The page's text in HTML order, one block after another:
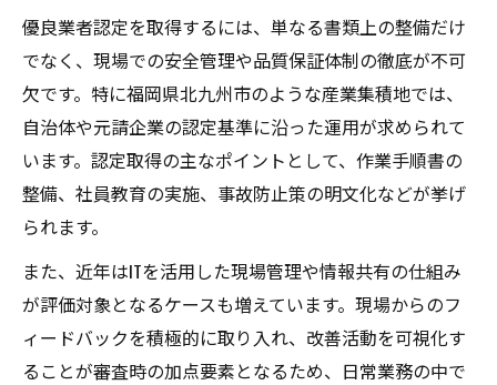
優良業者認定を取得するには、単なる書類上の整備だけ
でなく、現場での安全管理や品質保証体制の徹底が不可
欠です。特に福岡県北九州市のような産業集積地では、
自治体や元請企業の認定基準に沿った運用が求められて
います。認定取得の主なポイントとして、作業手順書の
整備、社員教育の実施、事故防止策の明文化などが挙げ
られます。
また、近年はITを活用した現場管理や情報共有の仕組み
が評価対象となるケースも増えています。現場からのフ
ィードバックを積極的に取り入れ、改善活動を可視化す
ることが審査時の加点要素となるため、日常業務の中で